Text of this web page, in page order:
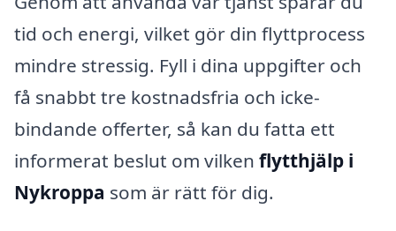
tid och energi, vilket gör din flyttprocess
mindre stressig. Fyll i dina uppgifter och
få snabbt tre kostnadsfria och icke-
bindande offerter, så kan du fatta ett
informerat beslut om vilken flytthjälp i
Nykroppa som är rätt för dig.